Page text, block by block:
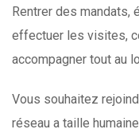
Rentrer des mandats,
effectuer les visites,
accompagner tout au
Vous souhaitez
réseau a taille